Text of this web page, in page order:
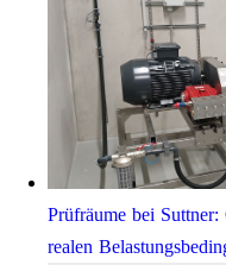
Prüfräume bei
realen